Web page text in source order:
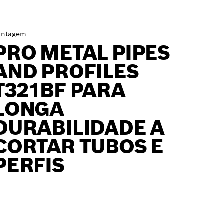
METAL PIPES
PROFILES
PARA
A
TUBOS E